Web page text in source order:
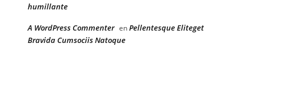
humillante
A WordPress Commenter enPellentesque Eliteget
Bravida Cumsociis Natoque